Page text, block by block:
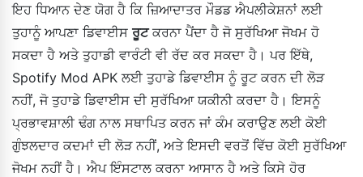
ਇਹ ਧਿਆਨ ਦੇਣ ਯੋਗ ਹੈ ਕਿ ਜ਼ਿਆਦਾਤਰ ਮੌਡਡ ਐਪਲੀਕੇਸ਼ਨਾਂ ਲਈ
ਤੁਹਾਨੂੰ ਆਪਣਾ ਡਿਵਾਈਸ ਰੂਟਕਰਨਾ ਪੈਂਦਾ ਹੈ ਜੋ ਸੁਰੱਖਿਆ ਜੋਖਮ ਹੋ
ਸਕਦਾ ਹੈ ਅਤੇ ਤੁਹਾਡੀ ਵਾਰੰਟੀ ਵੀ ਰੱਦ ਕਰ ਸਕਦਾ ਹੈ। ਪਰ ਇੱਥੇ,
Spotify Mod APK ਲਈ ਤੁਹਾਡੇ ਡਿਵਾਈਸ ਨੂੰ ਰੂਟ ਕਰਨ ਦੀ ਲੋੜ
ਨਹੀਂ, ਜੋ ਤੁਹਾਡੇ ਡਿਵਾਈਸ ਦੀ ਸੁਰੱਖਿਆ ਯਕੀਨੀ ਕਰਦਾ ਹੈ। ਇਸਨੂੰ
ਪ੍ਰਭਾਵਸ਼ਾਲੀ ਢੰਗ ਨਾਲ ਸਥਾਪਿਤ ਕਰਨ ਜਾਂ ਕੰਮ ਕਰਾਉਣ ਲਈ ਕੋਈ
ਗੁੰਝਲਦਾਰ ਕਦਮਾਂ ਦੀ ਲੋੜ ਨਹੀਂ, ਅਤੇ ਇਸਦੀ ਵਰਤੋਂ ਵਿੱਚ ਕੋਈ ਸੁਰੱਖਿਆ
ਜੋਖਮ ਨਹੀਂ ਹੈ। ਐਪ ਇੰਸਟਾਲ ਕਰਨਾ ਆਸਾਨ ਹੈ ਅਤੇ ਕਿਸੇ ਹੋਰ